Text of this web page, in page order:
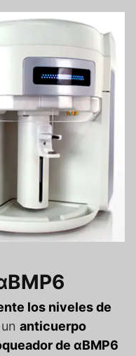
los niveles de
anticuerpo
de αBMP6